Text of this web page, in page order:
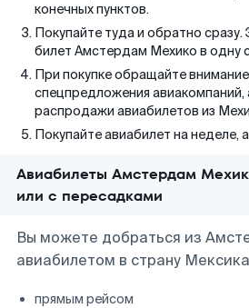
конечных пунктов.
Покупайте туда и обратно
билет Амстердам Мехико в одну
При покупке обращайте
спецпредложения авиакомпаний,
распродажи авиабилетов из
Покупайте авиабилет на неделе,
Авиабилеты Амстердам
или с пересадками
Вы можете добраться из
авиабилетом в страну
прямым рейсом